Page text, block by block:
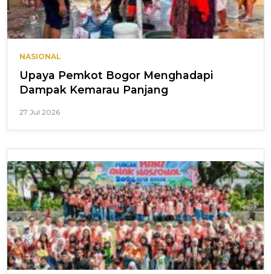
NASIONAL
Upaya Pemkot Bogor Menghadapi
Dampak Kemarau Panjang
27 Jul 2026